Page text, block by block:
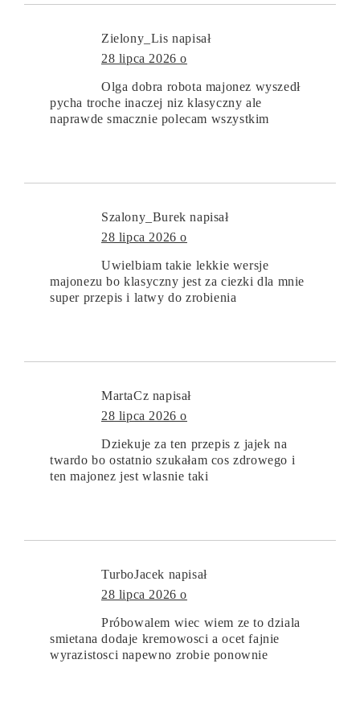
Zielony_Lis napisał
28 lipca 2026 o
Olga dobra robota majonez wyszedł
pycha troche inaczej niz klasyczny ale
naprawde smacznie polecam wszystkim
Szalony_Burek napisał
28 lipca 2026 o
Uwielbiam takie lekkie wersje
majonezu bo klasyczny jest za ciezki dla mnie
super przepis i latwy do zrobienia
MartaCz napisał
28 lipca 2026 o
Dziekuje za ten przepis z jajek na
twardo bo ostatnio szukałam cos zdrowego i
ten majonez jest wlasnie taki
TurboJacek napisał
28 lipca 2026 o
Próbowalem wiec wiem ze to dziala
smietana dodaje kremowosci a ocet fajnie
wyrazistosci napewno zrobie ponownie